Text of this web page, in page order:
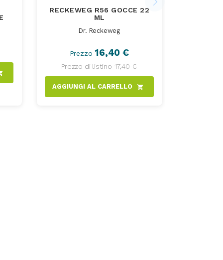
RECKEWEG R56 GOCCE 22
ML
Dr. Reckeweg
Prezzo 16,40 €
Prezzo di listino 17,40 €
AGGIUNGI AL CARRELLO shopping_cart